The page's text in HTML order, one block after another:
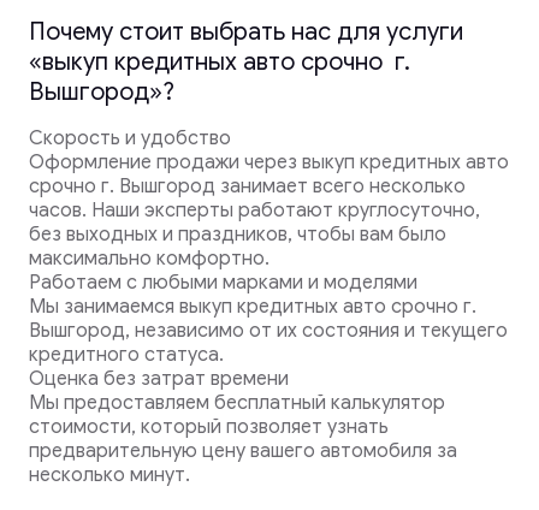
Почему стоит выбрать нас для услуги
«выкуп кредитных авто срочно г.
Вышгород»?
Скорость и удобство
Оформление продажи через выкуп кредитных авто
срочно г. Вышгород занимает всего несколько
часов. Наши эксперты работают круглосуточно,
без выходных и праздников, чтобы вам было
максимально комфортно.
Работаем с любыми марками и моделями
Мы занимаемся выкуп кредитных авто срочно г.
Вышгород, независимо от их состояния и текущего
кредитного статуса.
Оценка без затрат времени
Мы предоставляем бесплатный калькулятор
стоимости, который позволяет узнать
предварительную цену вашего автомобиля за
несколько минут.